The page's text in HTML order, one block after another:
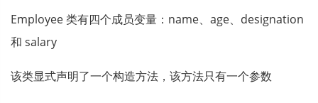
Employee 类有四个成员变量：name、age、designation
和 salary
该类显式声明了一个构造方法，该方法只有一个参数